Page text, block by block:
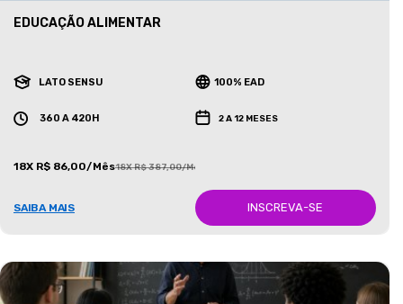
EDUCAÇÃO ALIMENTAR
LATO SENSU 100% EAD
360 A 420H 2 A 12 MESES
18X R$ 86,00/Mês18X R$ 387,00/Mês
SAIBA MAIS INSCREVA-SE